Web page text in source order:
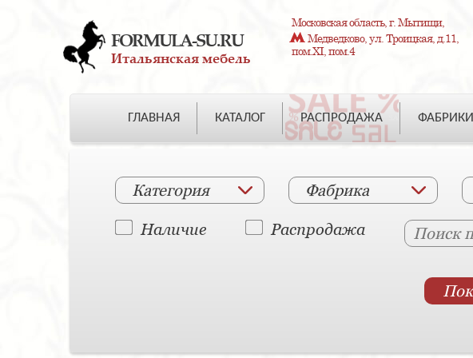
FORMULA-SU.RU
Итальянская мебель
Московская область, г. Мытищи,
Медведково, ул. Троицкая, д.11,
пом.XI, пом.4
ГЛАВНАЯ КАТАЛОГ РАСПРОДАЖА ФАБРИКИ
Категория Фабрика
Наличие Распродажа